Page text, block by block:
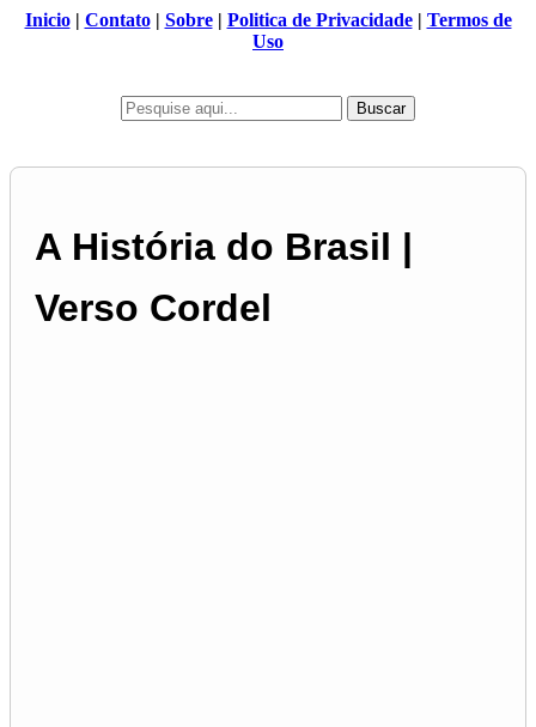
Inicio| Contato| Sobre| Politica de Privacidade| Termos de
Uso
Buscar
A História do Brasil |
Verso Cordel